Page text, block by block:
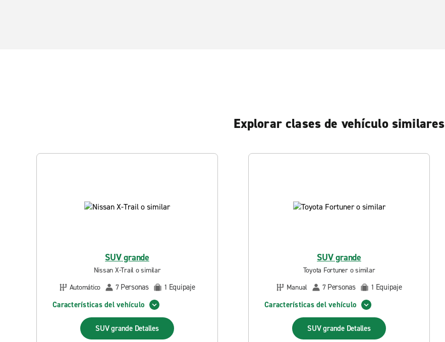
Explorar clases de vehículo similares
SUV grande
Nissan X-Trail o similar
Automático
7 Personas 1 Equipaje
Características del vehículo
SUV grande Detalles
SUV grande
Toyota Fortuner o similar
Manual
7 Personas 1 Equipaje
Características del vehículo
SUV grande Detalles